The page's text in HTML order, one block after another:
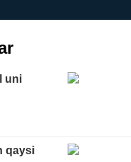
uni
qaysi